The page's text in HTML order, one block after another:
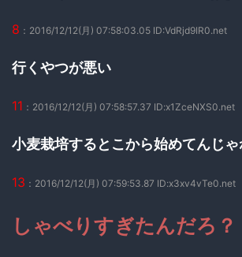
8 ：2016/12/12(月) 07:58:03.05 ID:VdRjd9IR0.net
行くやつが悪い
11 ：2016/12/12(月) 07:58:57.37 ID:x1ZceNXS0.net
小麦栽培するとこから始めてんじゃ
13 ：2016/12/12(月) 07:59:53.87 ID:x3xv4vTe0.net
しゃべりすぎたんだろ？